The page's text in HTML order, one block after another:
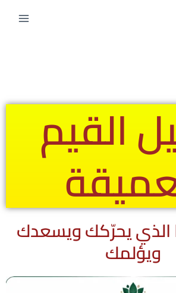
القيم
يحرّكك ويسعدك
ويؤلمك